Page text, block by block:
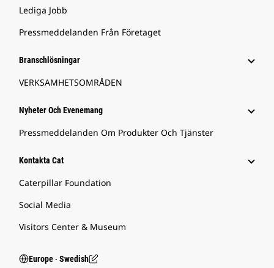
Lediga Jobb
Pressmeddelanden Från Företaget
Branschlösningar
VERKSAMHETSOMRÅDEN
Nyheter Och Evenemang
Pressmeddelanden Om Produkter Och Tjänster
Kontakta Cat
Caterpillar Foundation
Social Media
Visitors Center & Museum
Europe ‧ Swedish